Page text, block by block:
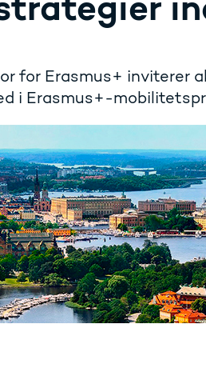
for Erasmus+ inviterer
i Erasmus+-